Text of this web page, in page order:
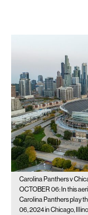
Carolina Panthers v
OCTOBER 06: In this
Carolina Panthers play
06, 2024 in Chicago,